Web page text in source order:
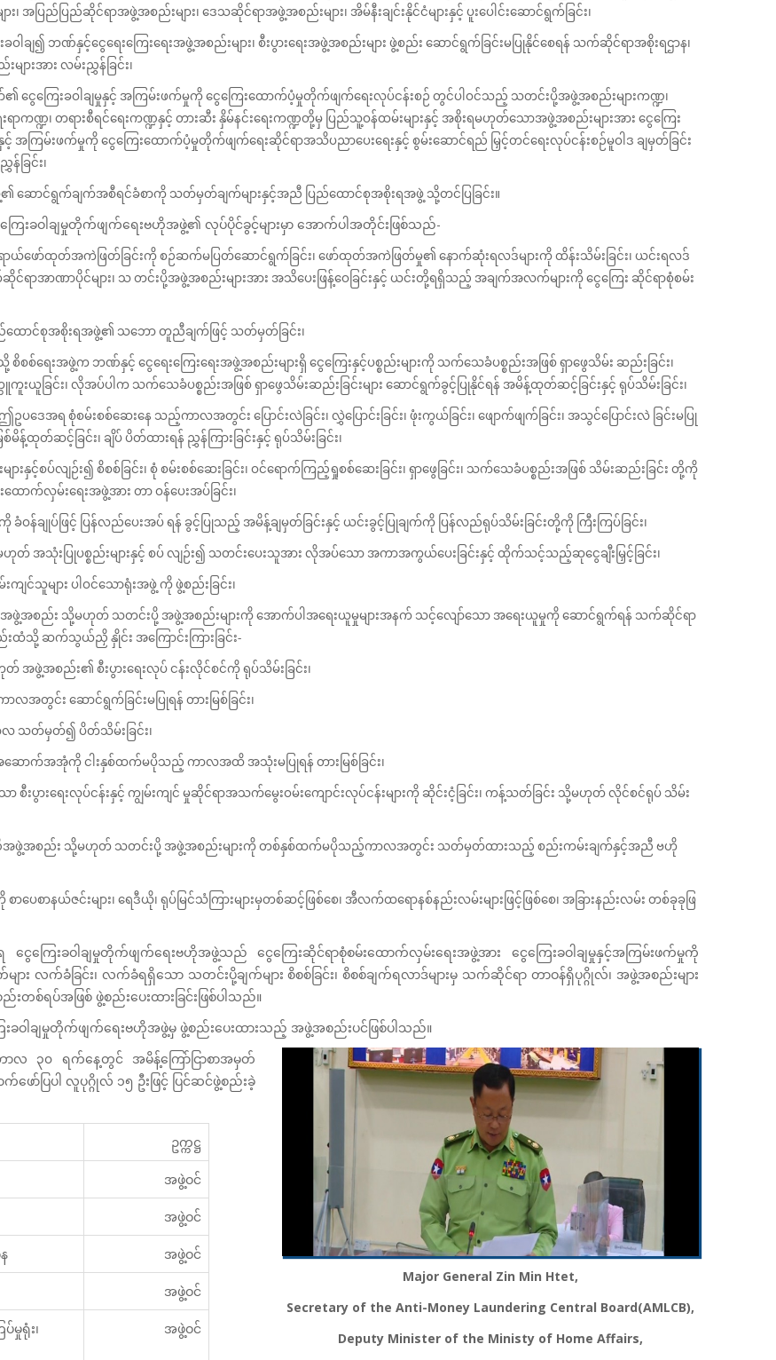
ား၊ အပြည်ပြည်ဆိုင်ရာအဖွဲ့အစည်းများ၊ ဒေသဆိုင်ရာအဖွဲ့အစည်းများ၊ အိမ်နီးချင်းနိုင်ငံများနှင့် ပူးပေါင်းဆောင်ရွက်ခြင်း၊
ခဝါချ၍ ဘဏ်နှင့်ငွေရေးကြေးရေးအဖွဲ့အစည်းများ၊ စီးပွားရေးအဖွဲ့အစည်းများ ဖွဲ့စည်း ဆောင်ရွက်ခြင်းမပြုနိုင်စေရန် သက်ဆိုင်ရာအစိုးရဌာန၊
ျားအား လမ်းညွှန်ခြင်း၊
၏ ငွေကြေးခဝါချမှုနှင့် အကြမ်းဖက်မှုကို ငွေကြေးထောက်ပံ့မှုတိုက်ဖျက်ရေးလုပ်ငန်းစဉ် တွင်ပါဝင်သည့် သတင်းပို့အဖွဲ့အစည်းများကဏ္ဍ၊
းရာကဏ္ဍ၊ တရားစီရင်ရေးကဏ္ဍနှင့် တားဆီး နှိမ်နင်းရေးကဏ္ဍတို့မှ ပြည်သူ့ဝန်ထမ်းများနှင့် အစိုးရမဟုတ်သောအဖွဲ့အစည်းများအား ငွေကြေး
နှင့် အကြမ်းဖက်မှုကို ငွေကြေးထောက်ပံ့မှုတိုက်ဖျက်ရေးဆိုင်ရာအသိပညာပေးရေးနှင့် စွမ်းဆောင်ရည် မြှင့်တင်ရေးလုပ်ငန်းစဉ်မူဝါဒ ချမှတ်ခြင်း
န်ခြင်း၊
ဆောင်ရွက်ချက်အစီရင်ခံစာကို သတ်မှတ်ချက်များနှင့်အညီ ပြည်ထောင်စုအစိုးရအဖွဲ့ သို့တင်ပြခြင်း။
ကြေးခဝါချမှုတိုက်ဖျက်ရေးဗဟိုအဖွဲ့၏ လုပ်ပိုင်ခွင့်များမှာ အောက်ပါအတိုင်းဖြစ်သည်-
ရာယ်ဖော်ထုတ်အကဲဖြတ်ခြင်းကို စဉ်ဆက်မပြတ်ဆောင်ရွက်ခြင်း၊ ဖော်ထုတ်အကဲဖြတ်မှု၏ နောက်ဆုံးရလဒ်များကို ထိန်းသိမ်းခြင်း၊ ယင်းရလဒ်
အာဏာပိုင်များ၊ သ တင်းပို့အဖွဲ့အစည်းများအား အသိပေးဖြန့်ဝေခြင်းနှင့် ယင်းတို့ရရှိသည့် အချက်အလက်များကို ငွေကြေး ဆိုင်ရာစုံစမ်း
ည်ထောင်စုအစိုးရအဖွဲ့၏ သဘော တူညီချက်ဖြင့် သတ်မှတ်ခြင်း၊
စစ်ရေးအဖွဲ့က ဘဏ်နှင့် ငွေရေးကြေးရေးအဖွဲ့အစည်းများရှိ ငွေကြေးနှင့်ပစ္စည်းများကို သက်သေခံပစ္စည်းအဖြစ် ရှာဖွေသိမ်း ဆည်းခြင်း၊
တူကူးယူခြင်း၊ လိုအပ်ပါက သက်သေခံပစ္စည်းအဖြစ် ရှာဖွေသိမ်းဆည်းခြင်းများ ဆောင်ရွက်ခွင့်ပြုနိုင်ရန် အမိန့်ထုတ်ဆင့်ခြင်းနှင့် ရုပ်သိမ်းခြင်း၊
ပဒေအရ စုံစမ်းစစ်ဆေးနေ သည့်ကာလအတွင်း ပြောင်းလဲခြင်း၊ လွှဲပြောင်းခြင်း၊ ဖုံးကွယ်ခြင်း၊ ဖျောက်ဖျက်ခြင်း၊ အသွင်ပြောင်းလဲ ခြင်းမပြု
န့်ထုတ်ဆင့်ခြင်း၊ ချိပ် ပိတ်ထားရန် ညွှန်ကြားခြင်းနှင့် ရုပ်သိမ်းခြင်း၊
ားနှင့်စပ်လျဉ်း၍ စိစစ်ခြင်း၊ စုံ စမ်းစစ်ဆေးခြင်း၊ ဝင်ရောက်ကြည့်ရှုစစ်ဆေးခြင်း၊ ရှာဖွေခြင်း၊ သက်သေခံပစ္စည်းအဖြစ် သိမ်းဆည်းခြင်း တို့ကို
ာက်လှမ်းရေးအဖွဲ့အား တာ ဝန်ပေးအပ်ခြင်း၊
န်ချုပ်ဖြင့် ပြန်လည်ပေးအပ် ရန် ခွင့်ပြုသည့် အမိန့်ချမှတ်ခြင်းနှင့် ယင်းခွင့်ပြုချက်ကို ပြန်လည်ရုပ်သိမ်းခြင်းတို့ကို ကြီးကြပ်ခြင်း၊
မဟုတ် အသုံးပြုပစ္စည်းများနှင့် စပ် လျဉ်း၍ သတင်းပေးသူအား လိုအပ်သော အကာအကွယ်ပေးခြင်းနှင့် ထိုက်သင့်သည့်ဆုငွေချီးမြှင့်ခြင်း၊
င်သူများ ပါဝင်သောရုံးအဖွဲ့ ကို ဖွဲ့စည်းခြင်း၊
အဖွဲ့အစည်း သို့မဟုတ် သတင်းပို့ အဖွဲ့အစည်းများကို အောက်ပါအရေးယူမှုများအနက် သင့်လျော်သော အရေးယူမှုကို ဆောင်ရွက်ရန် သက်ဆိုင်ရာ
ထံသို့ ဆက်သွယ်ညှိ နှိုင်း အကြောင်းကြားခြင်း-
တ် အဖွဲ့အစည်း၏ စီးပွားရေးလုပ် ငန်းလိုင်စင်ကို ရုပ်သိမ်းခြင်း၊
း ဆောင်ရွက်ခြင်းမပြုရန် တားမြစ်ခြင်း၊
သတ်မှတ်၍ ပိတ်သိမ်းခြင်း၊
ဆောက်အအုံကို ငါးနှစ်ထက်မပိုသည့် ကာလအထိ အသုံးမပြုရန် တားမြစ်ခြင်း၊
ော စီးပွားရေးလုပ်ငန်းနှင့် ကျွမ်းကျင် မှုဆိုင်ရာအသက်မွေးဝမ်းကျောင်းလုပ်ငန်းများကို ဆိုင်းငံ့ခြင်း၊ ကန့်သတ်ခြင်း သို့မဟုတ် လိုင်စင်ရုပ် သိမ်း
မ္ပဏီအဖွဲ့အစည်း သို့မဟုတ် သတင်းပို့ အဖွဲ့အစည်းများကို တစ်နှစ်ထက်မပိုသည့်ကာလအတွင်း သတ်မှတ်ထားသည့် စည်းကမ်းချက်နှင့်အညီ ဗဟို
ေစာနယ်ဇင်းများ၊ ရေဒီယို၊ ရုပ်မြင်သံကြားများမှတစ်ဆင့်ဖြစ်စေ၊ အီလက်ထရောနစ်နည်းလမ်းများဖြင့်ဖြစ်စေ၊ အခြားနည်းလမ်း တစ်ခုခုဖြ
ေကြေးခဝါချမှုတိုက်ဖျက်ရေးဗဟိုအဖွဲ့သည် ငွေကြေးဆိုင်ရာစုံစမ်းထောက်လှမ်းရေးအဖွဲ့အား ငွေကြေးခဝါချမှုနှင့်အကြမ်းဖက်မှုကို
း လက်ခံခြင်း၊ လက်ခံရရှိသော သတင်းပို့ချက်များ စိစစ်ခြင်း၊ စိစစ်ချက်ရလာဒ်များမှ သက်ဆိုင်ရာ တာဝန်ရှိပုဂ္ဂိုလ်၊ အဖွဲ့အစည်းများ
စ်ရပ်အဖြစ် ဖွဲ့စည်းပေးထားခြင်းဖြစ်ပါသည်။
ခဝါချမှုတိုက်ဖျက်ရေးဗဟိုအဖွဲ့မှ ဖွဲ့စည်းပေးထားသည့် အဖွဲ့အစည်းပင်ဖြစ်ပါသည်။
လ ၃၀ ရက်နေ့တွင် အမိန့်ကြော်ငြာစာအမှတ်
ော်ပြပါ လူပုဂ္ဂိုလ် ၁၅ ဦးဖြင့် ပြင်ဆင်ဖွဲ့စည်းခဲ့
ဥက္ကဋ္ဌ
အဖွဲ့ဝင်
အဖွဲ့ဝင်
အဖွဲ့ဝင်
အဖွဲ့ဝင်
မှုရုံး၊
အဖွဲ့ဝင်
Major General Zin Min Htet,
Secretary of the Anti-Money Laundering Central Board(AMLCB),
Deputy Minister of the Ministy of Home Affairs,